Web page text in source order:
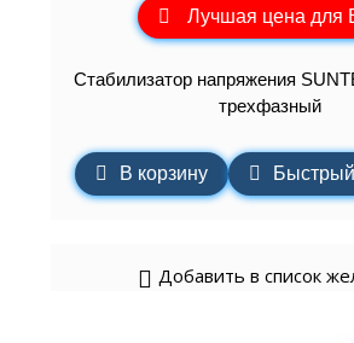
Лучшая цена для
Стабилизатор напряжения
трехфазный
В корзину
Добавить в список